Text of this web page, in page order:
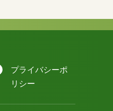
プライバシーポ
リシー